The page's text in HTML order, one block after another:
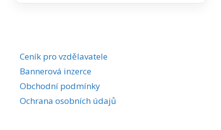
Ceník pro vzdělavatele
Bannerová inzerce
Obchodní podmínky
Ochrana osobních údajů